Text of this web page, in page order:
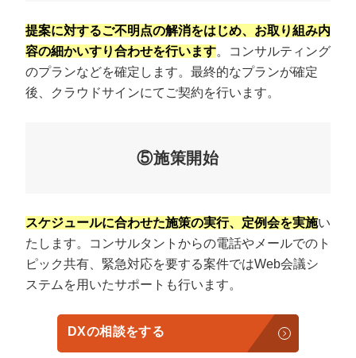
提案に対するご不明点の解消をはじめ、お取り組み内
容の細かいすり合わせを行います。コンサルティング
のプランなどを確定します。最終的なプランが確定
後、クラウドサインにてご契約を行います。
⑤施策開始
スケジュールに合わせた施策の実行、定例会を実施い
たします。コンサルタントからの電話やメールでのト
ピック共有、緊急対応を要する案件ではWeb会議シ
ステムを用いたサポートも行います。
DXの相談をする